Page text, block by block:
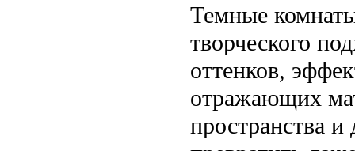
Темные
творческого
оттенков,
отражающих
пространства